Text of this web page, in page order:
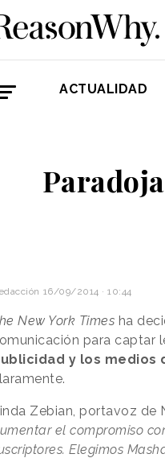
ACTUALIDAD
16/09/2014 · 10:44
New York Times ha
para captar
y los medios
Zebian, portavoz de
el compromiso
Elegimos